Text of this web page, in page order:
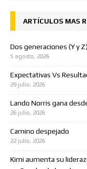
ARTÍCULOS MAS
Dos generaciones (Y y Z)
5 agosto, 2026
Expectativas Vs
29 julio, 2026
Lando Norris gana
26 julio, 2026
Camino despejado
22 julio, 2026
Kimi aumenta su